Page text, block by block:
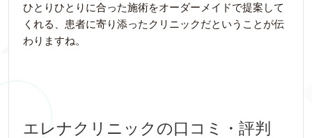
ひとりひとりに合った施術をオーダーメイドで提案して
くれる、患者に寄り添ったクリニックだということが伝
わりますね。
エレナクリニックの口コミ・評判